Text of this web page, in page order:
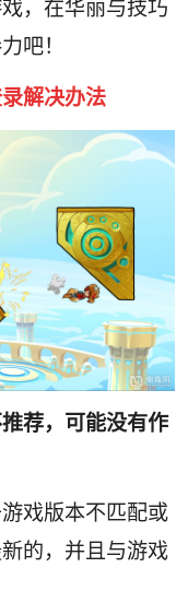
，在华丽与技巧
吧！
解决办法
荐，可能没有作
戏版本不匹配或
的，并且与游戏